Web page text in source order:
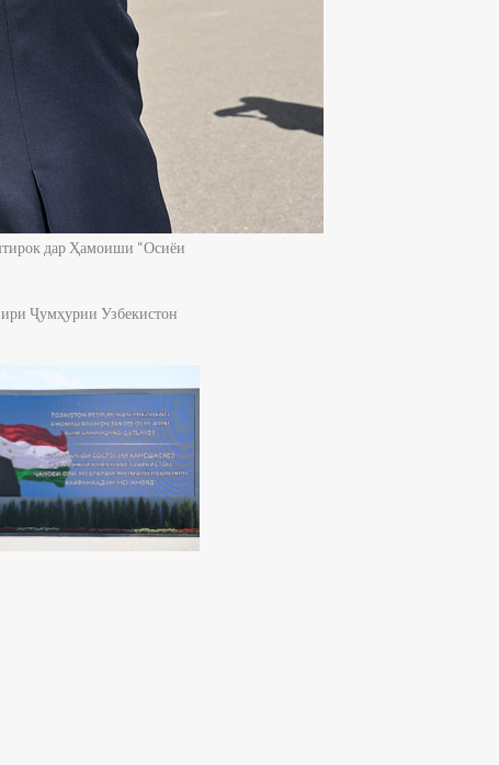
дар Ҳамоиши “Осиёи
Ҷумҳурии Узбекистон